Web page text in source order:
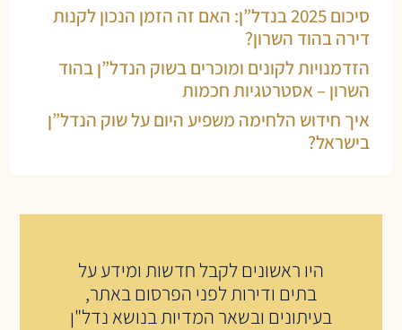
סיכום 2025 בנדל”ן: האם זה הזמן הנכון לקנות
דירה בהוד השרון?
הזדמנויות לקונים ומוכרים בשוק הנדל”ן בהוד
השרון – אסטרטגיות חכמות
איך חידוש הלחימה משפיע היום על שוק הנדל”ן
בישראל?
היו ראשונים לקבל חדשות ומידע על
בתים ודירות לפני הפרסום באתר,
בעיתונים ובשאר המדיות בנושא נדל"ן